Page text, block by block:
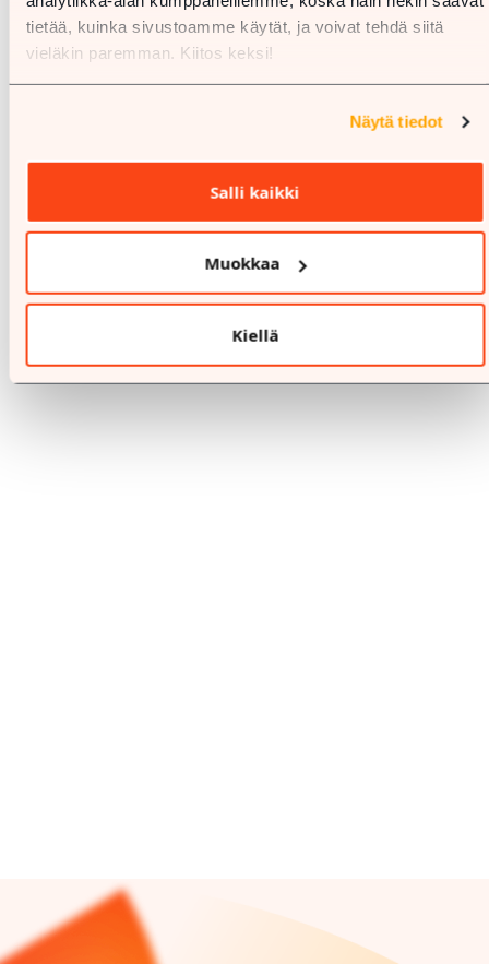
tietää, kuinka sivustoamme käytät, ja voivat tehdä siitä
vieläkin paremman. Kiitos keksi!
Näytä tiedot
Salli kaikki
Muokkaa
Kiellä